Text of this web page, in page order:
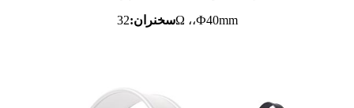
سخنران:32Ω ،،Ф40mm